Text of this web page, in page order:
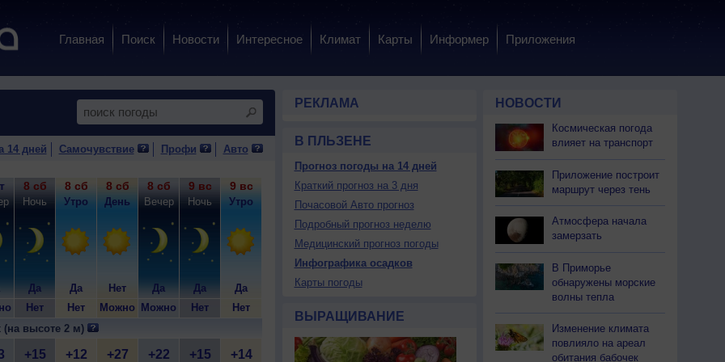
Главная Поиск Новости Интересное Климат Карты Информер Приложения
14 дней Самочувствие Профи Авто
8 сб
Ночь
Да
Нет
8 сб
Утро
Да
Нет
8 сб
День
Нет
Можно
8 сб
Вечер
Да
Можно
9 вс
Ночь
Да
Нет
9 вс
Утро
Да
Нет
9 вс
Вечер
Да
10 пн
Ночь
Да
10 пн
Утро
10 пн
Нет
11 вт
Да
11 вт
Да
11 вт
Нет
11 вт
Нет
(на высоте 2 м)
+15 +12 +27 +22 +15 +14 +25 +19 +17 +34 +26 +20 +18 +33
РЕКЛАМА
В ПЛЬЗЕНЕ
Прогноз погоды на 14 дней
Краткий прогноз на 3 дня
Почасовой Авто прогноз
Подробный прогноз неделю
Медицинский прогноз погоды
Инфографика осадков
Карты погоды
ВЫРАЩИВАНИЕ
НОВОСТИ
Космическая погода
влияет на транспорт
Приложение построит
маршрут через тень
Атмосфера начала
замерзать
В Приморье
обнаружены морские
волны тепла
Изменение климата
повлияло на ареал
обитания бабочек